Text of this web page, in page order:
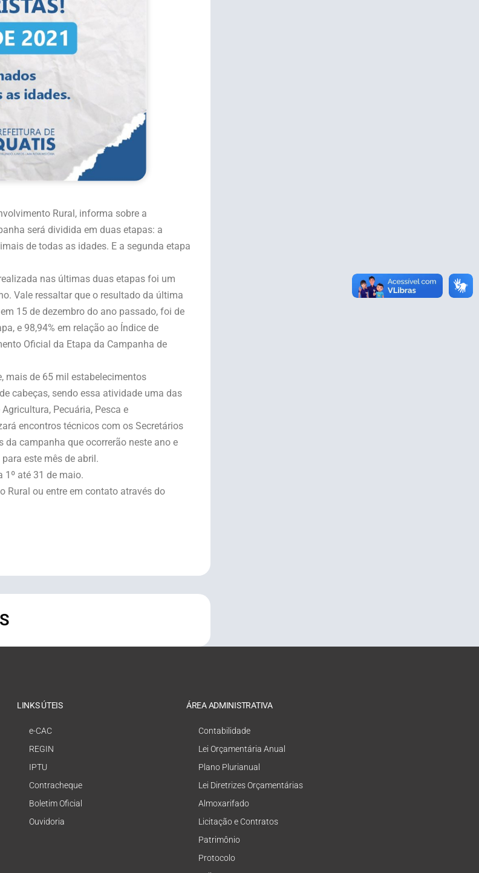
Rural, informa sobre a
será dividida em duas etapas: a
de todas as idades. E a segunda etapa
nas últimas duas etapas foi um
Vale ressaltar que o resultado da última
15 de dezembro do ano passado, foi de
e 98,94% em relação ao Índice de
Oficial da Etapa da Campanha de
mais de 65 mil estabelecimentos
cabeças, sendo essa atividade uma das
Pecuária, Pesca e
encontros técnicos com os Secretários
campanha que ocorrerão neste ano e
este mês de abril.
1º até 31 de maio.
Rural ou entre em contato através do
LINKS ÚTEIS
e-CAC
REGIN
IPTU
Contracheque
Boletim Oficial
Ouvidoria
ÁREA ADMINISTRATIVA
Contabilidade
Lei Orçamentária Anual
Plano Plurianual
Lei Diretrizes Orçamentárias
Almoxarifado
Licitação e Contratos
Patrimônio
Protocolo